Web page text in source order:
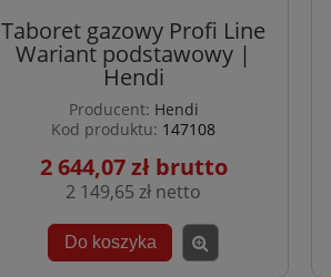
Taboret gazowy Profi Line
Wariant podstawowy |
Hendi
Producent: Hendi
Kod produktu: 147108
2 644,07 zł
2 149,65 zł
Do koszyka